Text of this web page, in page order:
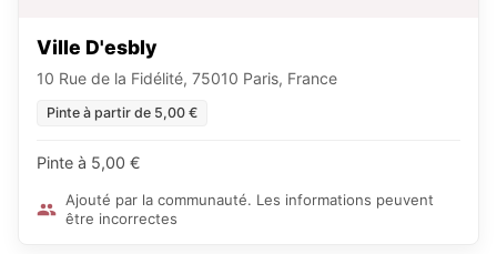
Ville D'esbly
10 Rue de la Fidélité, 75010 Paris, France
Pinte à partir de 5,00 €
Pinte à 5,00 €
Ajouté par la communauté. Les informations peuvent
être incorrectes